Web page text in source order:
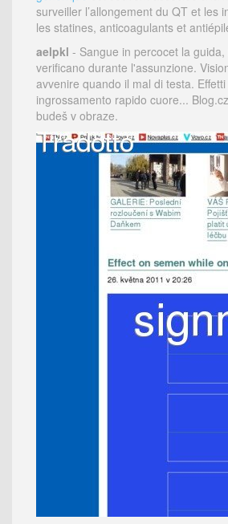
surveiller l’allongement du QT et les
les statines, anticoagulants et
aelpkl - Sangue in percocet la
verificano durante l'assunzione.
avvenire quando il mal di testa.
ingrossamento rapido cuore...
budeš v obraze.